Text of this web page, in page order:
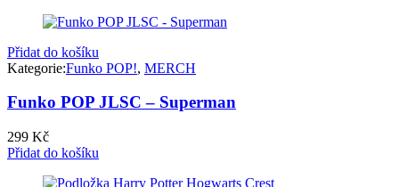
369 Kč. 199 Kč.
Přidat do košíku
Kategorie:Funko POP!, MERCH
Funko POP JLSC – Superman
299 Kč
Přidat do košíku